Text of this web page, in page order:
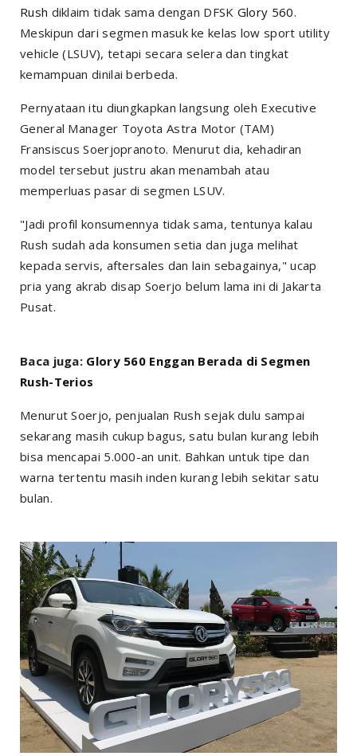
Rush diklaim tidak sama dengan DFSK Glory 560.
Meskipun dari segmen masuk ke kelas low sport utility
vehicle (LSUV), tetapi secara selera dan tingkat
kemampuan dinilai berbeda.
Pernyataan itu diungkapkan langsung oleh Executive
General Manager Toyota Astra Motor (TAM)
Fransiscus Soerjopranoto. Menurut dia, kehadiran
model tersebut justru akan menambah atau
memperluas pasar di segmen LSUV.
"Jadi profil konsumennya tidak sama, tentunya kalau
Rush sudah ada konsumen setia dan juga melihat
kepada servis, aftersales dan lain sebagainya," ucap
pria yang akrab disap Soerjo belum lama ini di Jakarta
Pusat.
Baca juga: Glory 560 Enggan Berada di Segmen
Rush-Terios
Menurut Soerjo, penjualan Rush sejak dulu sampai
sekarang masih cukup bagus, satu bulan kurang lebih
bisa mencapai 5.000-an unit. Bahkan untuk tipe dan
warna tertentu masih inden kurang lebih sekitar satu
bulan.